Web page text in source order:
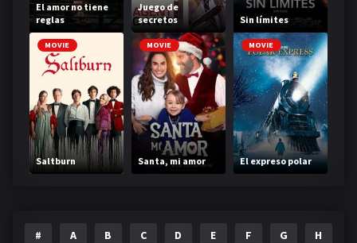
El amor no tiene
reglas
Juego de
secretos
Sin límites
MOVIE
Saltburn
MOVIE
Santa, mi amor
MOVIE
El expreso polar
# A B C D E F G H